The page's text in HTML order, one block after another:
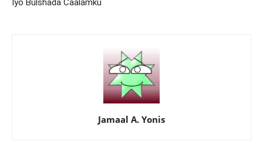
Iyo Bulshada Caalamku
Jamaal A. Yonis